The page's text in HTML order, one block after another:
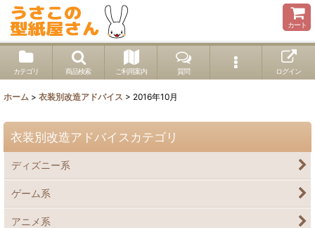
カート
カテゴリ 商品検索 ご利用案内 質問 ログイン
ホーム > 衣装別改造アドバイス > 2016年10月
衣装別改造アドバイスカテゴリ
ディズニー系
ゲーム系
アニメ系